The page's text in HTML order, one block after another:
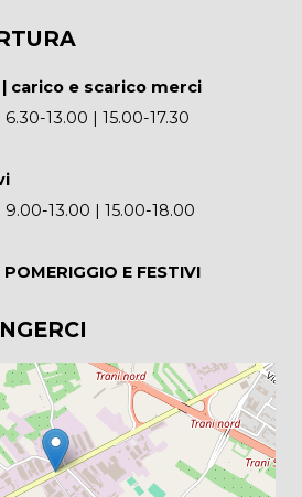
carico e scarico merci
13.00 | 15.00-17.30
13.00 | 15.00-18.00
E FESTIVI